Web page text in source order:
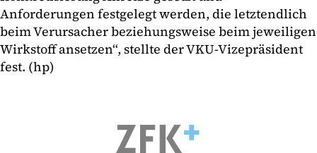
Anforderungen festgelegt werden, die letztendlich
beim Verursacher beziehungsweise beim jeweiligen
Wirkstoff ansetzen“, stellte der VKU-Vizepräsident
fest. (hp)